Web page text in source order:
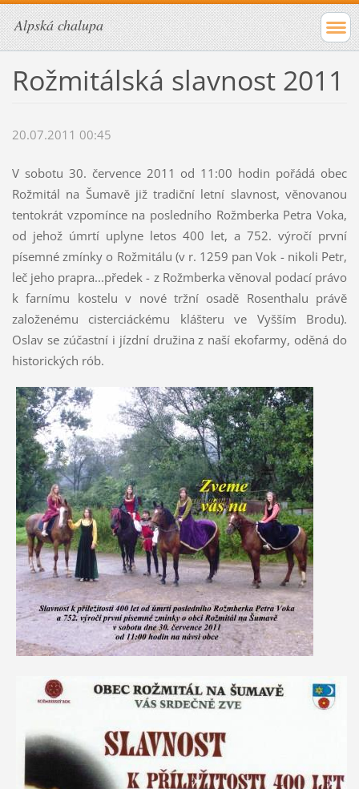
Alpská chalupa
Rožmitálská slavnost 2011
20.07.2011 00:45
V sobotu 30. července 2011 od 11:00 hodin pořádá obec
Rožmitál na Šumavě již tradiční letní slavnost, věnovanou
tentokrát vzpomínce na posledního Rožmberka Petra Voka,
od jehož úmrtí uplyne letos 400 let, a 752. výročí první
písemné zmínky o Rožmitálu (v r. 1259 panVok - nikoli Petr,
leč jeho prapra...předek - z Rožmberka věnoval podací právo
k farnímu kostelu v nové tržní osadě Rosenthalu právě
založenému cisterciáckému klášteru ve Vyšším Brodu).
Oslav se zúčastní i jízdní družina z naší ekofarmy, oděná do
historických rób.